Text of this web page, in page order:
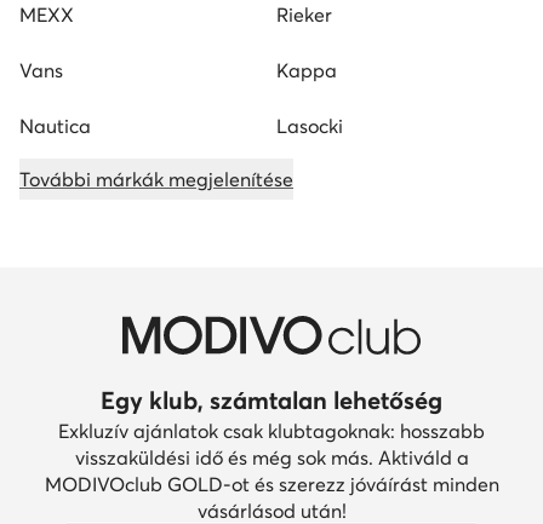
MEXX Rieker
Vans Kappa
Nautica Lasocki
További márkák megjelenítése
Egy klub, számtalan lehetőség
Exkluzív ajánlatok csak klubtagoknak: hosszabb
visszaküldési idő és még sok más. Aktiváld a
MODIVOclub GOLD-ot és szerezz jóváírást minden
vásárlásod után!